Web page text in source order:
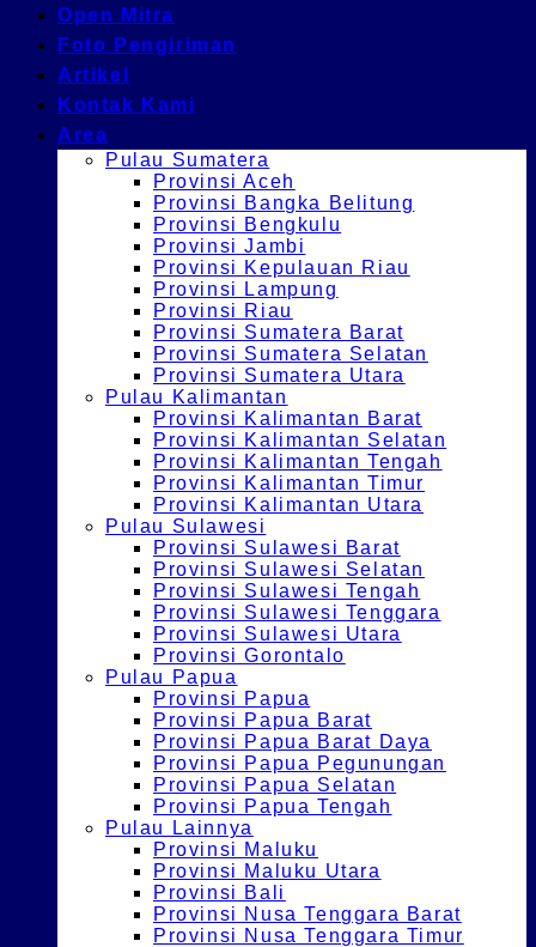
Open Mitra
Foto Pengiriman
Artikel
Kontak Kami
Area
Pulau Sumatera
Provinsi Aceh
Provinsi Bangka Belitung
Provinsi Bengkulu
Provinsi Jambi
Provinsi Kepulauan Riau
Provinsi Lampung
Provinsi Riau
Provinsi Sumatera Barat
Provinsi Sumatera Selatan
Provinsi Sumatera Utara
Pulau Kalimantan
Provinsi Kalimantan Barat
Provinsi Kalimantan Selatan
Provinsi Kalimantan Tengah
Provinsi Kalimantan Timur
Provinsi Kalimantan Utara
Pulau Sulawesi
Provinsi Sulawesi Barat
Provinsi Sulawesi Selatan
Provinsi Sulawesi Tengah
Provinsi Sulawesi Tenggara
Provinsi Sulawesi Utara
Provinsi Gorontalo
Pulau Papua
Provinsi Papua
Provinsi Papua Barat
Provinsi Papua Barat Daya
Provinsi Papua Pegunungan
Provinsi Papua Selatan
Provinsi Papua Tengah
Pulau Lainnya
Provinsi Maluku
Provinsi Maluku Utara
Provinsi Bali
Provinsi Nusa Tenggara Barat
Provinsi Nusa Tenggara Timur